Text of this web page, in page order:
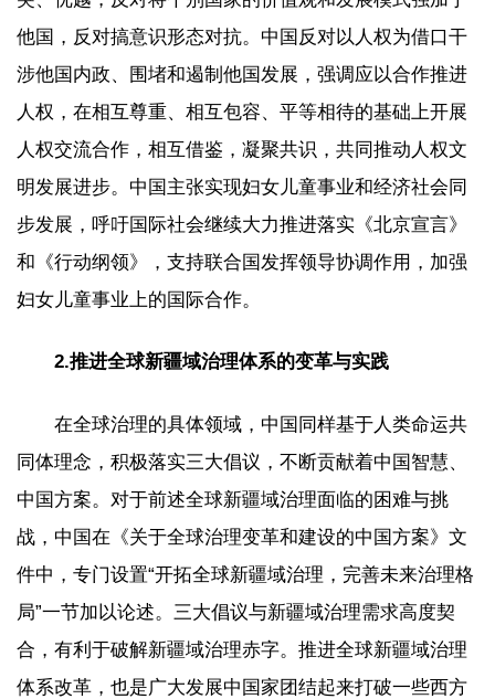
他国，反对搞意识形态对抗。中国反对以人权为借口干
涉他国内政、围堵和遏制他国发展，强调应以合作推进
人权，在相互尊重、相互包容、平等相待的基础上开展
人权交流合作，相互借鉴，凝聚共识，共同推动人权文
明发展进步。中国主张实现妇女儿童事业和经济社会同
步发展，呼吁国际社会继续大力推进落实《北京宣言》
和《行动纲领》，支持联合国发挥领导协调作用，加强
妇女儿童事业上的国际合作。
2.推进全球新疆域治理体系的变革与实践
在全球治理的具体领域，中国同样基于人类命运共
同体理念，积极落实三大倡议，不断贡献着中国智慧、
中国方案。对于前述全球新疆域治理面临的困难与挑
战，中国在《关于全球治理变革和建设的中国方案》文
件中，专门设置“开拓全球新疆域治理，完善未来治理格
局”一节加以论述。三大倡议与新疆域治理需求高度契
合，有利于破解新疆域治理赤字。推进全球新疆域治理
体系改革，也是广大发展中国家团结起来打破一些西方